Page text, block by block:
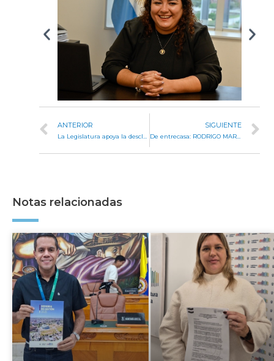
ANTERIOR SIGUIENTE
De entrecasa: RODRIGO MARÍA AGRELO
Notas relacionadas